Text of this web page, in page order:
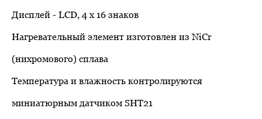
Дисплей - LCD, 4 х 16 знаков
Нагревательный элемент изготовлен из NiCr
(нихромового) сплава
Температура и влажность контролируются
миниатюрным датчиком SHT21